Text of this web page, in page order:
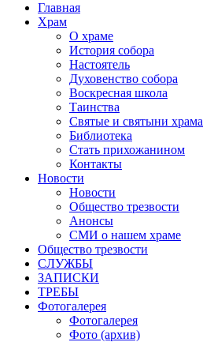
Главная
Храм
О храме
История собора
Настоятель
Духовенство собора
Воскресная школа
Таинства
Святые и святыни храма
Библиотека
Стать прихожанином
Контакты
Новости
Новости
Общество трезвости
Анонсы
СМИ о нашем храме
Общество трезвости
СЛУЖБЫ
ЗАПИСКИ
ТРЕБЫ
Фотогалерея
Фотогалерея
Фото (архив)